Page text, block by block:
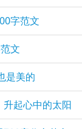
字范文
文
是美的
起心中的太阳